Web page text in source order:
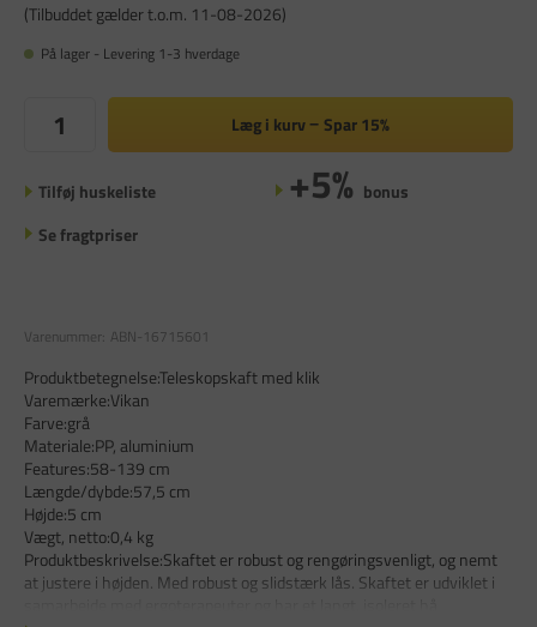
(Tilbuddet gælder t.o.m. 11-08-2026)
På lager - Levering 1-3 hverdage
Læg i kurv Spar 15%
Tilføj huskeliste +5% bonus
Se fragtpriser
Varenummer: ABN-16715601
Produktbetegnelse:Teleskopskaft med klik
Varemærke:Vikan
Farve:grå
Materiale:PP, aluminium
Features:58-139 cm
Længde/dybde:57,5 cm
Højde:5 cm
Vægt, netto:0,4 kg
Produktbeskrivelse:Skaftet er robust og rengøringsvenligt, og nemt
at justere i højden. Med robust og slidstærk lås. Skaftet er udviklet i